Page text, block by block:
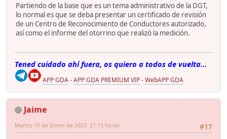
Partiendo de la base que es un tema administrativo de la DGT,
lo normal es que se deba presentar un certificado de revisión
de un Centro de Reconocimiento de Conductores autorizado,
así como el informe del otorrino que realizó la medición.
Tened cuidado ahí fuera, os quiero a todos de vuelta...
APP GDA-APP GDA PREMIUM VIP-WebAPP GDA
Jaime
#17
Martes 10 de Enero de 2023. 21:15 horas.